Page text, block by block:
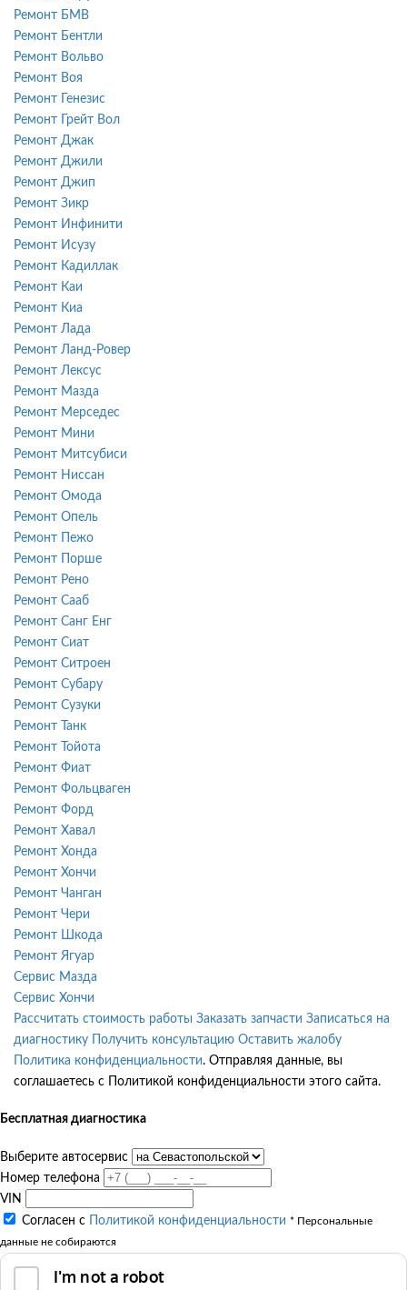
Ремонт БМВ
Ремонт Бентли
Ремонт Вольво
Ремонт Воя
Ремонт Генезис
Ремонт Грейт Вол
Ремонт Джак
Ремонт Джили
Ремонт Джип
Ремонт Зикр
Ремонт Инфинити
Ремонт Исузу
Ремонт Кадиллак
Ремонт Каи
Ремонт Киа
Ремонт Лада
Ремонт Ланд-Ровер
Ремонт Лексус
Ремонт Мазда
Ремонт Мерседес
Ремонт Мини
Ремонт Митсубиси
Ремонт Ниссан
Ремонт Омода
Ремонт Опель
Ремонт Пежо
Ремонт Порше
Ремонт Рено
Ремонт Сааб
Ремонт Санг Енг
Ремонт Сиат
Ремонт Ситроен
Ремонт Субару
Ремонт Сузуки
Ремонт Танк
Ремонт Тойота
Ремонт Фиат
Ремонт Фольцваген
Ремонт Форд
Ремонт Хавал
Ремонт Хонда
Ремонт Хончи
Ремонт Чанган
Ремонт Чери
Ремонт Шкода
Ремонт Ягуар
Сервис Мазда
Сервис Хончи
Рассчитать стоимость работы Заказать запчасти Записаться на
диагностику
Получить консультацию Оставить жалобу
Политика конфиденциальности. Отправляя данные, вы
соглашаетесь с Политикой конфиденциальности этого сайта.
Бесплатная диагностика
Выберите автосервис
Номер телефона
VIN
Согласен с
Политикой конфиденциальности * Персональные
данные не собираются